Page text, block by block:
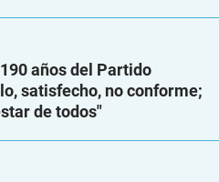
años del Partido
satisfecho, no conforme;
de todos"